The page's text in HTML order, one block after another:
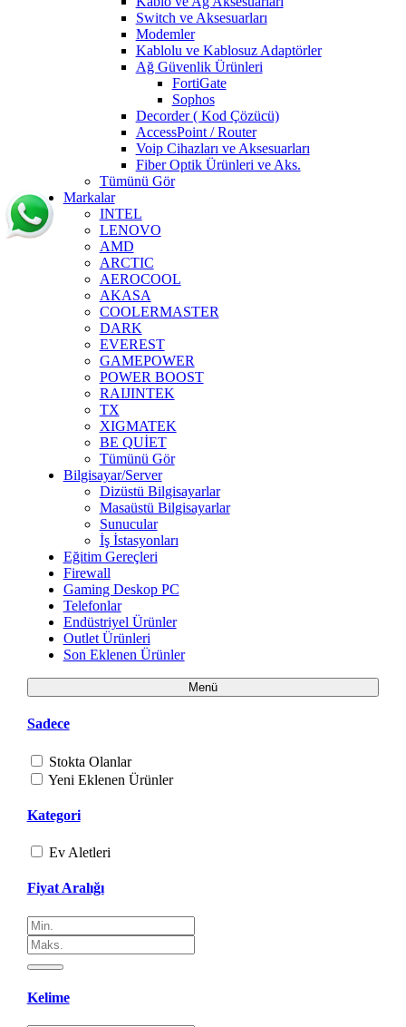
Switch ve Aksesuarları
Modemler
Kablolu ve Kablosuz Adaptörler
Ağ Güvenlik Ürünleri
FortiGate
Sophos
Decorder ( Kod Çözücü)
AccessPoint / Router
Voip Cihazları ve Aksesuarları
Fiber Optik Ürünleri ve Aks.
Tümünü Gör
Markalar
INTEL
LENOVO
AMD
ARCTIC
AEROCOOL
AKASA
COOLERMASTER
DARK
EVEREST
GAMEPOWER
POWER BOOST
RAIJINTEK
TX
XIGMATEK
BE QUİET
Tümünü Gör
Bilgisayar/Server
Dizüstü Bilgisayarlar
Masaüstü Bilgisayarlar
Sunucular
İş İstasyonları
Eğitim Gereçleri
Firewall
Gaming Deskop PC
Telefonlar
Endüstriyel Ürünler
Outlet Ürünleri
Son Eklenen Ürünler
Menü
Sadece
Stokta Olanlar
Yeni Eklenen Ürünler
Kategori
Ev Aletleri
Fiyat Aralığı
Kelime